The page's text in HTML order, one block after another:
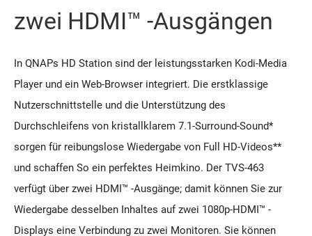
zwei HDMI™ -Ausgängen
In QNAPs HD Station sind der leistungsstarken Kodi-Media
Player und ein Web-Browser integriert. Die erstklassige
Nutzerschnittstelle und die Unterstützung des
Durchschleifens von kristallklarem 7.1-Surround-Sound*
sorgen für reibungslose Wiedergabe von Full HD-Videos**
und schaffen So ein perfektes Heimkino. Der TVS-463
verfügt über zwei HDMI™ -Ausgänge; damit können Sie zur
Wiedergabe desselben Inhaltes auf zwei 1080p-HDMI™ -
Displays eine Verbindung zu zwei Monitoren. Sie können